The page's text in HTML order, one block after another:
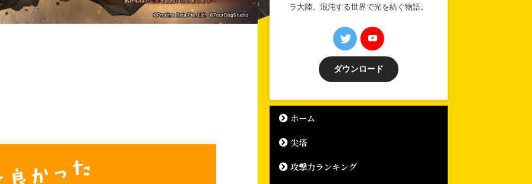
ラ大陸。混沌する世界で光を紡ぐ物語。
ダウンロード
ホーム
尖塔
攻撃力ランキング